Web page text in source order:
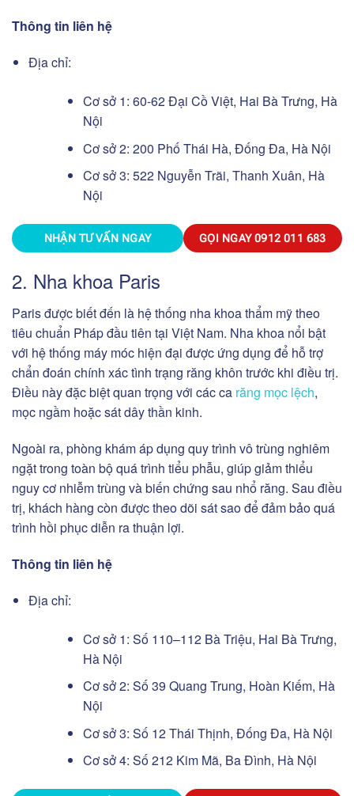
Thông tin liên hệ
Địa chỉ:
Cơ sở 1: 60-62 Đại Cồ Việt, Hai Bà Trưng, Hà
Nội
Cơ sở 2: 200 Phố Thái Hà, Đống Đa, Hà Nội
Cơ sở 3: 522 Nguyễn Trãi, Thanh Xuân, Hà
Nội
NHẬN TƯ VẤN NGAY GỌI NGAY0912 011 683
2. Nha khoa Paris
Paris được biết đến là hệ thống nha khoa thẩm mỹ theo
tiêu chuẩn Pháp đầu tiên tại Việt Nam. Nha khoa nổi bật
với hệ thống máy móc hiện đại được ứng dụng để hỗ trợ
chẩn đoán chính xác tình trạng răng khôn trước khi điều trị.
Điều này đặc biệt quan trọng với các ca răng mọc lệch,
mọc ngầm hoặc sát dây thần kinh.
Ngoài ra, phòng khám áp dụng quy trình vô trùng nghiêm
ngặt trong toàn bộ quá trình tiểu phẫu, giúp giảm thiểu
nguy cơ nhiễm trùng và biến chứng sau nhổ răng. Sau điều
trị, khách hàng còn được theo dõi sát sao để đảm bảo quá
trình hồi phục diễn ra thuận lợi.
Thông tin liên hệ
Địa chỉ:
Cơ sở 1: Số 110–112 Bà Triệu, Hai Bà Trưng,
Hà Nội
Cơ sở 2: Số 39 Quang Trung, Hoàn Kiếm, Hà
Nội
Cơ sở 3: Số 12 Thái Thịnh, Đống Đa, Hà Nội
Cơ sở 4: Số 212 Kim Mã, Ba Đình, Hà Nội